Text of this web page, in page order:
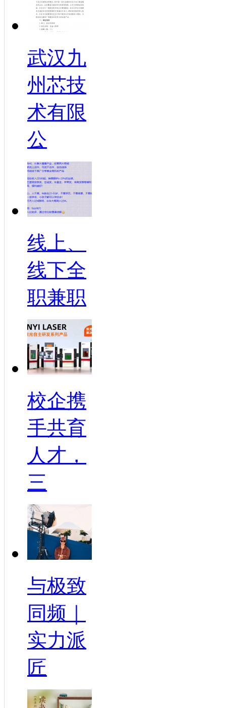
武汉九
州芯技
术有限
公
线上、
线下全
职兼职
校企携
手共育
人才，
三
与极致
同频｜
实力派
匠